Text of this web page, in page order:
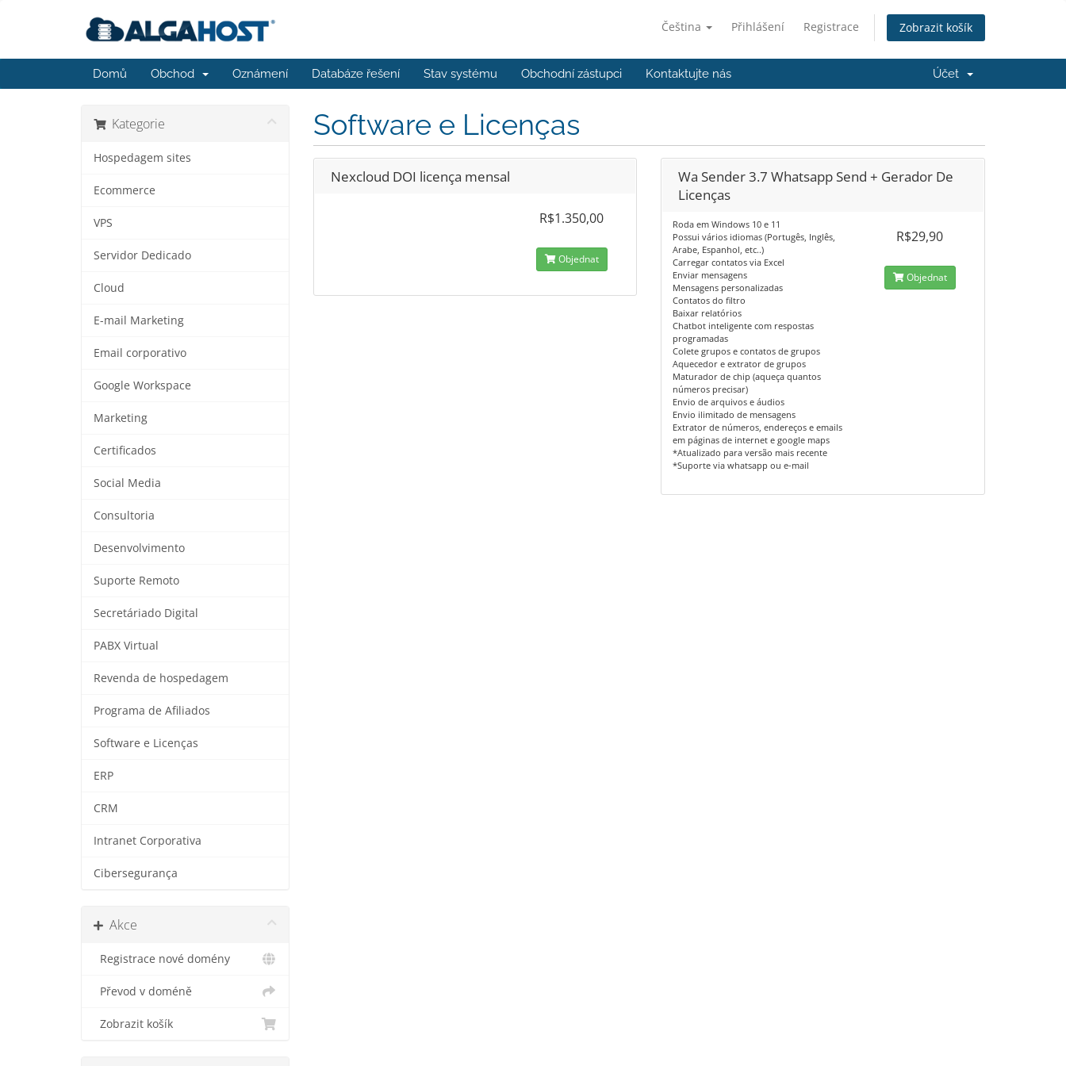
Čeština Přihlášení Registrace Zobrazit košík
Domů Obchod Oznámení Databáze řešení Stav systému Obchodní zástupci Kontaktujte nás Účet
Kategorie
Hospedagem sites
Ecommerce
VPS
Servidor Dedicado
Cloud
E-mail Marketing
Email corporativo
Google Workspace
Marketing
Certificados
Social Media
Consultoria
Desenvolvimento
Suporte Remoto
Secretáriado Digital
PABX Virtual
Revenda de hospedagem
Programa de Afiliados
Software e Licenças
ERP
CRM
Intranet Corporativa
Cibersegurança
Akce
Registrace nové domény
Převod v doméně
Zobrazit košík
Software e Licenças
Nexcloud DOI licença mensal
R$1.350,00
Objednat
Wa Sender 3.7 Whatsapp Send + Gerador De
Licenças
Roda em Windows 10 e 11
Possui vários idiomas (Portugês, Inglês,
Arabe, Espanhol, etc..)
Carregar contatos via Excel
Enviar mensagens
Mensagens personalizadas
Contatos do filtro
Baixar relatórios
Chatbot inteligente com respostas
programadas
Colete grupos e contatos de grupos
Aquecedor e extrator de grupos
Maturador de chip (aqueça quantos
números precisar)
Envio de arquivos e áudios
Envio ilimitado de mensagens
Extrator de números, endereços e emails
em páginas de internet e google maps
*Atualizado para versão mais recente
*Suporte via whatsapp ou e-mail
R$29,90
Objednat